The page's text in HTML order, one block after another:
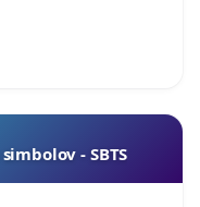
- SBTS